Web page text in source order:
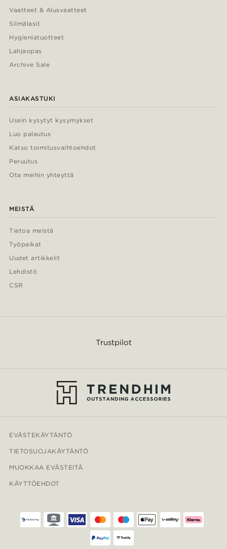
Vaatteet & Alusvaatteet
Silmälasit
Hygieniatuotteet
Lahjaopas
Archive Sale
ASIAKASTUKI
Usein kysytyt kysymykset
Luo palautus
Katso toimitusvaihtoehdot
Peruutus
Ota meihin yhteyttä
MEISTÄ
Tietoa meistä
Työpaikat
Uudet artikkelit
Lehdistö
CSR
Trustpilot
EVÄSTEKÄYTÄNTÖ
TIETOSUOJAKÄYTÄNTÖ
MUOKKAA EVÄSTEITÄ
KÄYTTÖEHDOT